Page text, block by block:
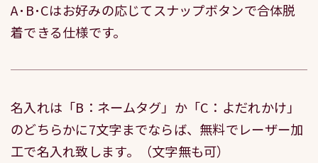
A･B･Cはお好みの応じてスナップボタンで合体脱
着できる仕様です。
名入れは「B：ネームタグ」か「C：よだれかけ」
のどちらかに7文字までならば、無料でレーザー加
工で名入れ致します。（文字無も可）